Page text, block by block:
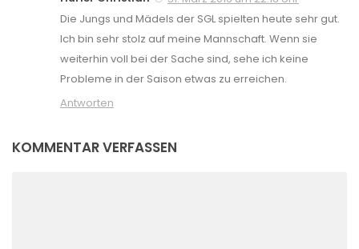
Die Jungs und Mädels der SGL spielten heute sehr gut.
Ich bin sehr stolz auf meine Mannschaft. Wenn sie
weiterhin voll bei der Sache sind, sehe ich keine
Probleme in der Saison etwas zu erreichen.
Antworten
KOMMENTAR VERFASSEN